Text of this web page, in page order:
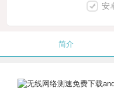
安
简介